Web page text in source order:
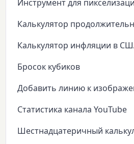
Инструмент для
Калькулятор
Калькулятор инфляции в
Бросок кубиков
Добавить линию к
Статистика канала YouTube
Шестнадцатеричный